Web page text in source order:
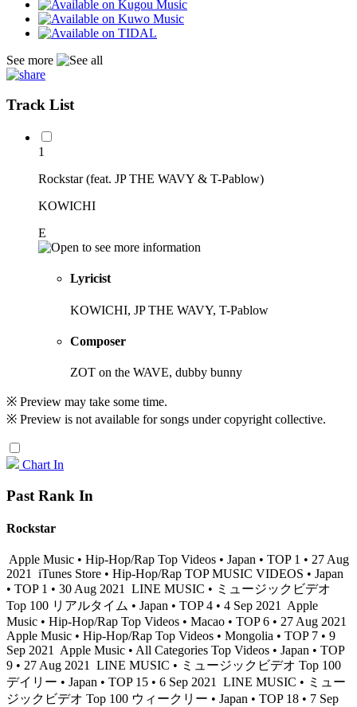
See more
Track List
1
Rockstar (feat. JP THE WAVY & T-Pablow)
KOWICHI
E
Lyricist
KOWICHI, JP THE WAVY, T-Pablow
Composer
ZOT on the WAVE, dubby bunny
※ Preview may take some time.
※ Preview is not available for songs under copyright collective.
Chart In
Past Rank In
Rockstar
Apple Music • Hip-Hop/Rap Top Videos • Japan • TOP 1 • 27 Aug
2021 iTunes Store • Hip-Hop/Rap TOP MUSIC VIDEOS • Japan
• TOP 1 • 30 Aug 2021 LINE MUSIC • ミュージックビデオ
Top 100 リアルタイム • Japan • TOP 4 • 4 Sep 2021 Apple
Music • Hip-Hop/Rap Top Videos • Macao • TOP 6 • 27 Aug 2021
Apple Music • Hip-Hop/Rap Top Videos • Mongolia • TOP 7 • 9
Sep 2021 Apple Music • All Categories Top Videos • Japan • TOP
9 • 27 Aug 2021 LINE MUSIC • ミュージックビデオ Top 100
デイリー • Japan • TOP 15 • 6 Sep 2021 LINE MUSIC • ミュー
ジックビデオ Top 100 ウィークリー • Japan • TOP 18 • 7 Sep